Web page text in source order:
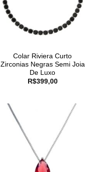
Colar Riviera Curto
Zirconias Negras Semi Joia
De Luxo
R$399,00